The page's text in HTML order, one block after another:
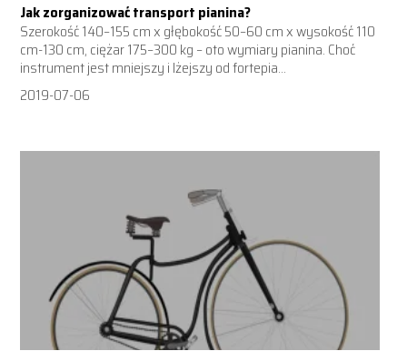
Jak zorganizować transport pianina?
Szerokość 140–155 cm x głębokość 50–60 cm x wysokość 110
cm-130 cm, ciężar 175–300 kg – oto wymiary pianina. Choć
instrument jest mniejszy i lżejszy od fortepia...
2019-07-06